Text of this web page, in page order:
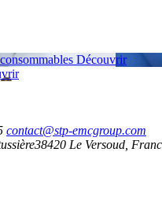
Découvrir
contact@stp-emcgroup.com
38420 Le Versoud,